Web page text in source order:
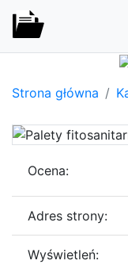
Strona główna
Ocena:
Adres strony:
Wyświetleń: